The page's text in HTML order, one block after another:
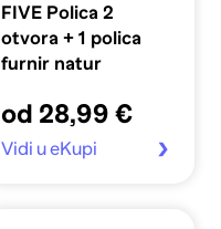
FIVE Polica 2
otvora + 1 polica
furnir natur
od 28,99 €
Vidi u eKupi